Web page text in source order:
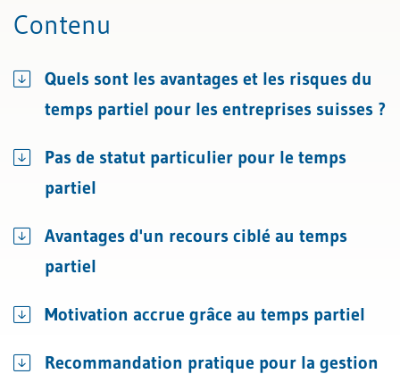
Contenu
Quels sont les avantages et les risques du
temps partiel pour les entreprises suisses ?
Pas de statut particulier pour le temps
partiel
Avantages d'un recours ciblé au temps
partiel
Motivation accrue grâce au temps partiel
Recommandation pratique pour la gestion